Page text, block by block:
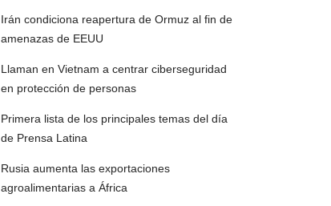
Irán condiciona reapertura de Ormuz al fin de
amenazas de EEUU
Llaman en Vietnam a centrar ciberseguridad
en protección de personas
Primera lista de los principales temas del día
de Prensa Latina
Rusia aumenta las exportaciones
agroalimentarias a África